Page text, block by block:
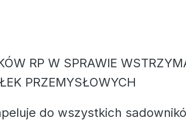
RP W SPRAWIE
PRZEMYSŁOWYCH
do wszystkich